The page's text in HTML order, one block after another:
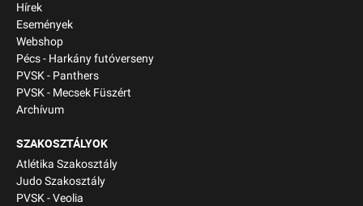
Hírek
Események
Webshop
Pécs - Harkány futóverseny
PVSK - Panthers
PVSK - Mecsek Füszért
Archívum
SZAKOSZTÁLYOK
Atlétika Szakosztály
Judo Szakosztály
PVSK - Veolia